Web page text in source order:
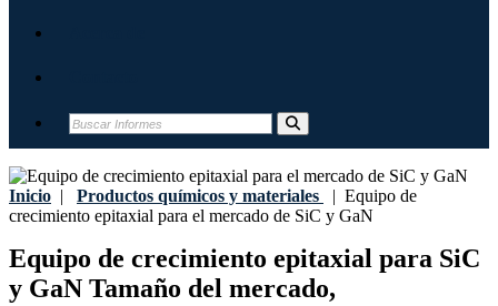
Inicio | Productos químicos y materiales | Equipo de
crecimiento epitaxial para el mercado de SiC y GaN
Equipo de crecimiento epitaxial para SiC
y GaN Tamaño del mercado,